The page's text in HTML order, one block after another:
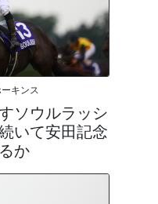
キンス
ソウルラッシ
いて安田記念
か